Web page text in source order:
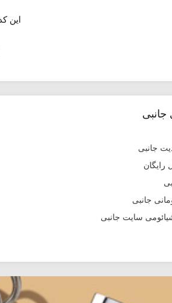
این
جانبی
جانبی
رایگان
سایت جانبی